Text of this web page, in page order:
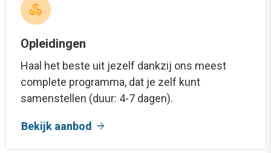
webhook
Opleidingen
Haal het beste uit jezelf dankzij ons meest
complete programma, dat je zelf kunt
samenstellen (duur: 4-7 dagen).
Bekijk aanbod arrow_forward